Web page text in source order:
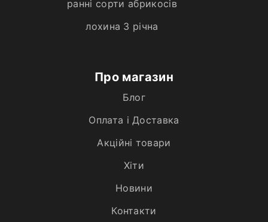
ранні сорти абрикосів
лохина 3 річна
Про магазин
Блог
Оплата і Доставка
Акційні товари
Хiти
Новини
Контакти